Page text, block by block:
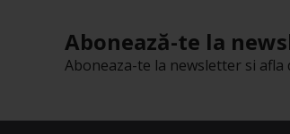
Abonează-te la
Aboneaza-te la newsletter si